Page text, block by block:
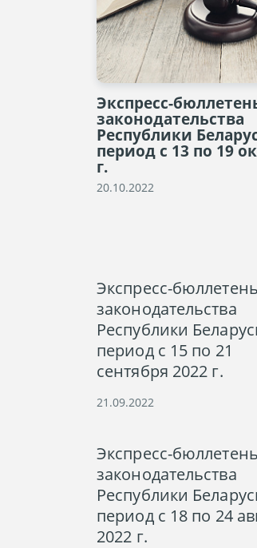
Экспресс-
законодательства
Республики
период с 13 по 19
г.
20.10.2022
Экспресс-бюллетень
законодательства
Республики
период с 15 по 21
сентября 2022 г.
21.09.2022
Экспресс-бюллетень
законодательства
Республики
период с 18 по 24
2022 г.